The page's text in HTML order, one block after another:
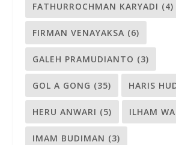
FATHURROCHMAN KARYADI (4)
FIRMAN VENAYAKSA (6)
GALEH PRAMUDIANTO (3)
GOL A GONG (35) HARIS
HERU ANWARI (5) ILHAM
IMAM BUDIMAN (3)